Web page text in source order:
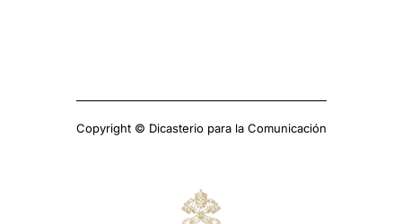
Copyright © Dicasterio para la Comunicación